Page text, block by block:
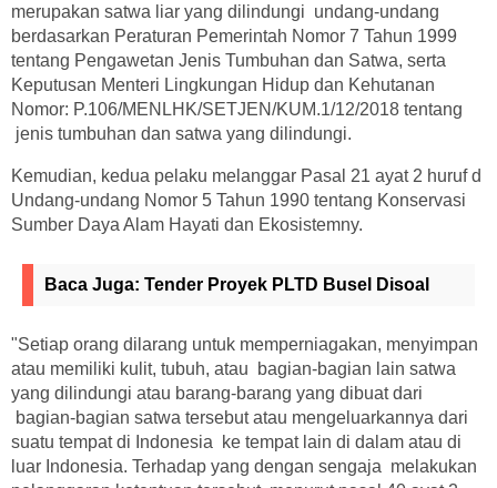
merupakan satwa liar yang dilindungi undang-undang
berdasarkan Peraturan Pemerintah Nomor 7 Tahun 1999
tentang Pengawetan Jenis Tumbuhan dan Satwa, serta
Keputusan Menteri Lingkungan Hidup dan Kehutanan
Nomor: P.106/MENLHK/SETJEN/KUM.1/12/2018 tentang
jenis tumbuhan dan satwa yang dilindungi.
Kemudian, kedua pelaku melanggar Pasal 21 ayat 2 huruf d
Undang-undang Nomor 5 Tahun 1990 tentang Konservasi
Sumber Daya Alam Hayati dan Ekosistemny.
Baca Juga: Tender Proyek PLTD Busel Disoal
"Setiap orang dilarang untuk memperniagakan, menyimpan
atau memiliki kulit, tubuh, atau bagian-bagian lain satwa
yang dilindungi atau barang-barang yang dibuat dari
bagian-bagian satwa tersebut atau mengeluarkannya dari
suatu tempat di Indonesia ke tempat lain di dalam atau di
luar Indonesia. Terhadap yang dengan sengaja melakukan